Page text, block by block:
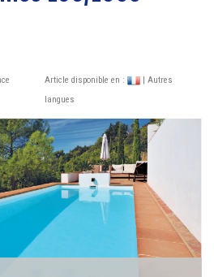
Article disponible en :
| Autres
langues